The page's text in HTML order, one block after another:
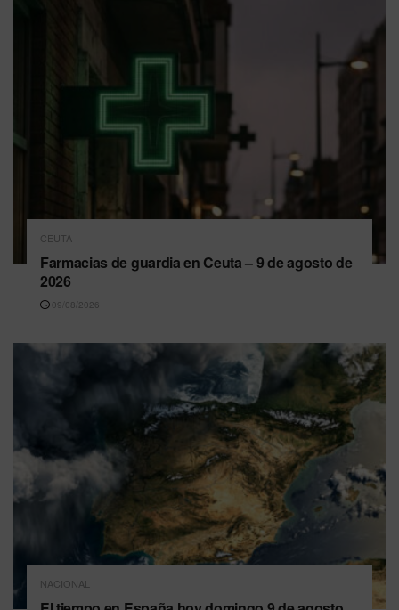
CEUTA
Farmacias de guardia en Ceuta – 9 de agosto de
2026
09/08/2026
NACIONAL